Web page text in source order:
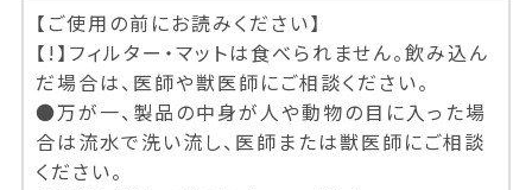
【ご使用の前にお読みください】
【!】フィルター・マットは食べられません。飲み込ん
だ場合は、医師や獣医師にご相談ください。
●万が一、製品の中身が人や動物の目に入った場
合は流水で洗い流し、医師または獣医師にご相談
ください。